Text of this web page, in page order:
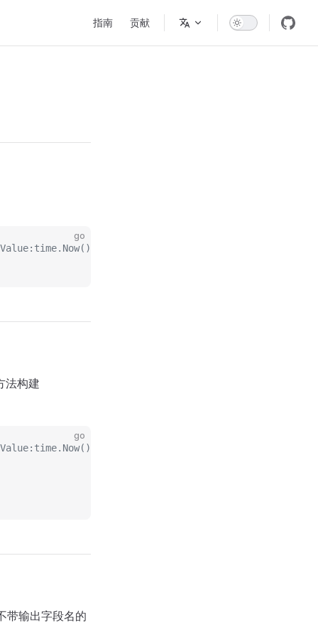
指南 贡献
go
法构建
go
带输出字段名的